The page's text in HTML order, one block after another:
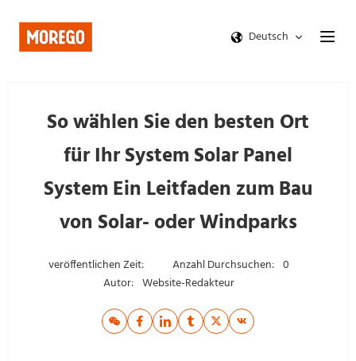
Deutsch
So wählen Sie den besten Ort
für Ihr System Solar Panel
System Ein Leitfaden zum Bau
von Solar- oder Windparks
veröffentlichen Zeit: Anzahl Durchsuchen: 0
Autor: Website-Redakteur